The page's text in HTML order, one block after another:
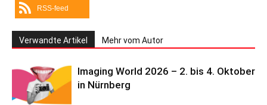
RSS-feed
Verwandte Artikel Mehr vom Autor
Imaging World 2026 – 2. bis 4. Oktober
in Nürnberg